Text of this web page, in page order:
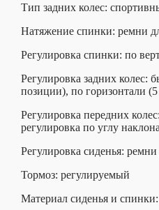
Тип задних колес:
Натяжение спинки: ремни
Регулировка спинки: по
Регулировка задних колес:
позиции), по горизонтали
Регулировка передних
регулировка по углу
Регулировка сиденья:
Тормоз: регулируемый
Материал сиденья и спинки: